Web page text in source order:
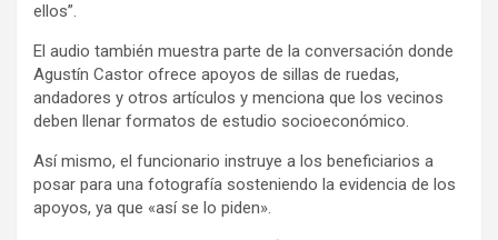
ellos”.
El audio también muestra parte de la conversación donde
Agustín Castor ofrece apoyos de sillas de ruedas,
andadores y otros artículos y menciona que los vecinos
deben llenar formatos de estudio socioeconómico.
Así mismo, el funcionario instruye a los beneficiarios a
posar para una fotografía sosteniendo la evidencia de los
apoyos, ya que «así se lo piden».